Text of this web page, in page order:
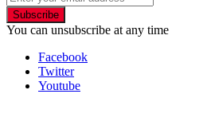
Subscribe
You can unsubscribe at any time
Facebook
Twitter
Youtube